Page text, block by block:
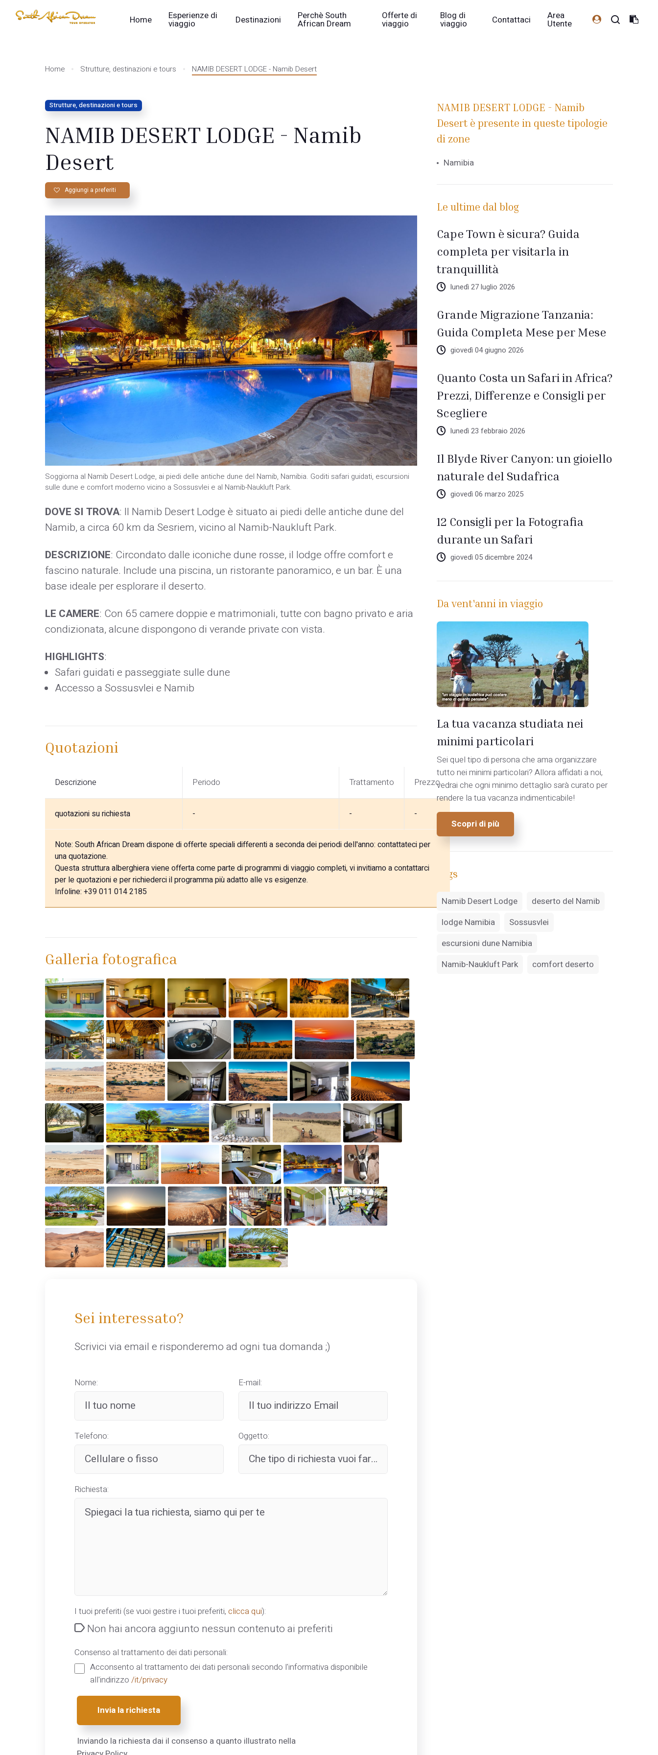
Home Esperienze di
viaggio Destinazioni Perchè South
African Dream
Offerte di
viaggio
Blog di
viaggio Contattaci Area
Utente
Home Strutture, destinazioni e tours NAMIB DESERT LODGE - Namib Desert
Strutture, destinazioni e tours
NAMIB DESERT LODGE - Namib
Desert
Aggiungi a preferiti
Soggiorna al Namib Desert Lodge, ai piedi delle antiche dune del Namib, Namibia. Goditi safari guidati, escursioni
sulle dune e comfort moderno vicino a Sossusvlei e al Namib-Naukluft Park.
DOVE SI TROVA: Il Namib Desert Lodge è situato ai piedi delle antiche dune del
Namib, a circa 60 km da Sesriem, vicino al Namib-Naukluft Park.
DESCRIZIONE: Circondato dalle iconiche dune rosse, il lodge offre comfort e
fascino naturale. Include una piscina, un ristorante panoramico, e un bar. È una
base ideale per esplorare il deserto.
LE CAMERE: Con 65 camere doppie e matrimoniali, tutte con bagno privato e aria
condizionata, alcune dispongono di verande private con vista.
HIGHLIGHTS:
Safari guidati e passeggiate sulle dune
Accesso a Sossusvlei e Namib
Quotazioni
Descrizione Periodo Trattamento Prezzo
quotazioni su richiesta - - -
Note: South African Dream dispone di offerte speciali differenti a seconda dei periodi dell'anno: contattateci per
una quotazione.
Questa struttura alberghiera viene offerta come parte di programmi di viaggio completi, vi invitiamo a contattarci
per le quotazioni e per richiederci il programma più adatto alle vs esigenze.
Infoline: +39 011 014 2185
Galleria fotografica
Sei interessato?
Scrivici via email e risponderemo ad ogni tua domanda ;)
Nome: E-mail:
Telefono: Oggetto:
Richiesta:
I tuoi preferiti (se vuoi gestire i tuoi preferiti, clicca qui):
Non hai ancora aggiunto nessun contenuto ai preferiti
Consenso al trattamento dei dati personali:
Acconsento al trattamento dei dati personali secondo l'informativa disponibile
all'indirizzo /it/privacy
Invia la richiesta
Inviando la richiesta dai il consenso a quanto illustrato nella
NAMIB DESERT LODGE - Namib
Desert è presente in queste tipologie
di zone
Namibia
Le ultime dal blog
Cape Town è sicura? Guida
completa per visitarla in
tranquillità
lunedì 27 luglio 2026
Grande Migrazione Tanzania:
Guida Completa Mese per Mese
giovedì 04 giugno 2026
Quanto Costa un Safari in Africa?
Prezzi, Differenze e Consigli per
Scegliere
lunedì 23 febbraio 2026
Il Blyde River Canyon: un gioiello
naturale del Sudafrica
giovedì 06 marzo 2025
12 Consigli per la Fotografia
durante un Safari
giovedì 05 dicembre 2024
Da vent'anni in viaggio
La tua vacanza studiata nei
minimi particolari
Sei quel tipo di persona che ama organizzare
tutto nei minimi particolari? Allora affidati a noi,
vedrai che ogni minimo dettaglio sarà curato per
rendere la tua vacanza indimenticabile!
Scopri di più
Tags
Namib Desert Lodge
deserto del Namib
lodge Namibia
Sossusvlei
escursioni dune Namibia
Namib-Naukluft Park
comfort deserto